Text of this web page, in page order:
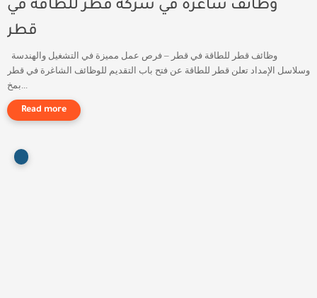
وظائف شاغرة في شركة قطر للطاقة في
قطر
وسلاسل الإمداد تعلن قطر للطاقة عن فتح باب التقديم للوظائف الشاغرة في قطر